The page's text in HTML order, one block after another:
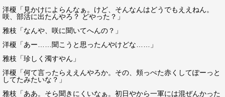
洋榎「見かけによらんなぁ。けど、そんなんはどうでもええねん。
咲、部活に出たんやろ？ どやった？」
雅枝「なんや、咲に聞いてへんの？」
洋榎「あー……聞こうと思ったんやけどな……」
雅枝「珍しく濁すやん」
洋榎「何て言ったらええんやろか。その、頬っぺた赤くしてぽーっと
してたみたいな？」
雅枝「ああ。そら聞きにくいなぁ。初日やから一軍には混ぜんかった